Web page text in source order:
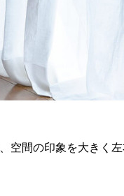
空間の印象を大きく